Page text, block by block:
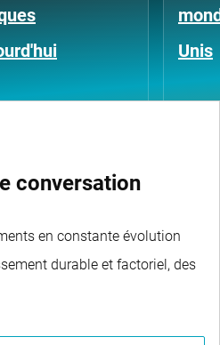
Unis
conversation
en constante évolution
durable et factoriel, des